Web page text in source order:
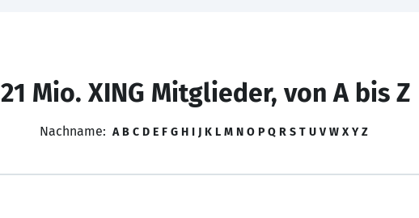
21 Mio. XING Mitglieder, von A bis Z
Nachname: A B C D E F G H I J K L M N O P Q R S T U V W X Y Z